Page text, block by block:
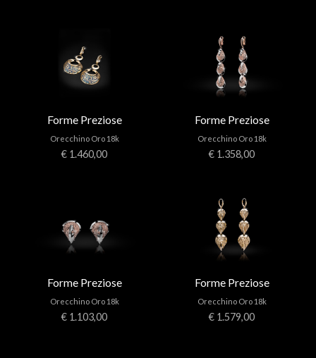
Forme Preziose
Orecchino Oro 18k
€ 1.460,00
Forme Preziose
Orecchino Oro 18k
€ 1.358,00
Forme Preziose
Orecchino Oro 18k
€ 1.103,00
Forme Preziose
Orecchino Oro 18k
€ 1.579,00